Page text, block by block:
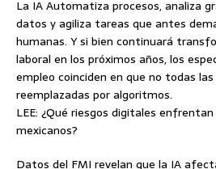
La IA Automatiza procesos, analiza
datos y agiliza tareas que antes
humanas. Y si bien continuará
laboral en los próximos años, los
empleo coinciden en que no todas
reemplazadas por algoritmos.
LEE: ¿Qué riesgos digitales
mexicanos?
Datos del FMI revelan que la IA